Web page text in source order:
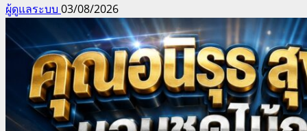
ผู้ดูแลระบบ 03/08/2026